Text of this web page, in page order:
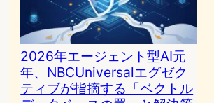
2026年エージェント型AI元
年、NBCUniversalエグゼク
ティブが指摘する「ベクトル